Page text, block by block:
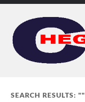
SEARCH RESULTS: ""